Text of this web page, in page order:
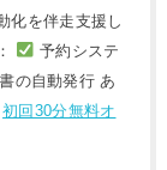
化を伴走支援し
予約システ
の自動発行 あ
初回30分無料オ